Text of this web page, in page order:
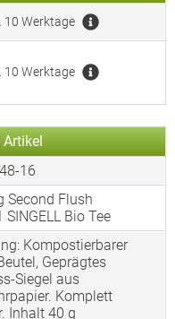
10 Werktage
10 Werktage
16
Second Flush
SINGELL Bio Tee
Kompostierbarer
Geprägtes
Siegel aus
Komplett
Inhalt 40 g